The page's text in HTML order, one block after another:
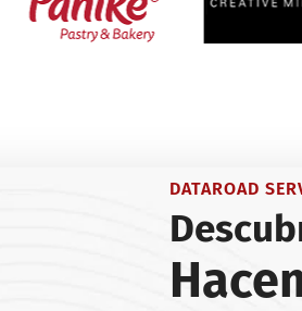
DATAROAD